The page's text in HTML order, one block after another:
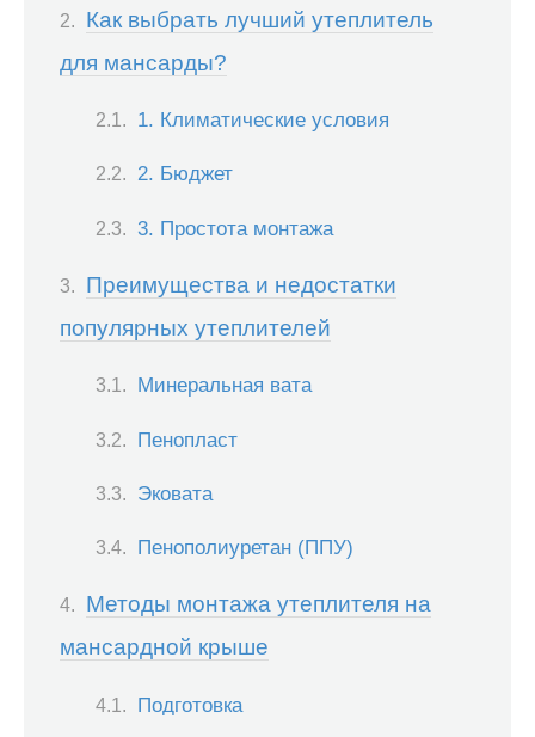
Как выбрать лучший утеплитель
для мансарды?
1. Климатические условия
2. Бюджет
3. Простота монтажа
Преимущества и недостатки
популярных утеплителей
Минеральная вата
Пенопласт
Эковата
Пенополиуретан (ППУ)
Методы монтажа утеплителя на
мансардной крыше
Подготовка